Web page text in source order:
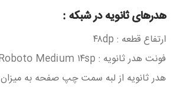
هدرهای ثانویه در شبکه :
ارتفاع قطعه : ۴۸dp
فونت هدر ثانویه : Roboto Medium ۱۴sp
هدر ثانویه از لبه سمت چپ صفحه به میزان ۱۶dp فاصله دارد.